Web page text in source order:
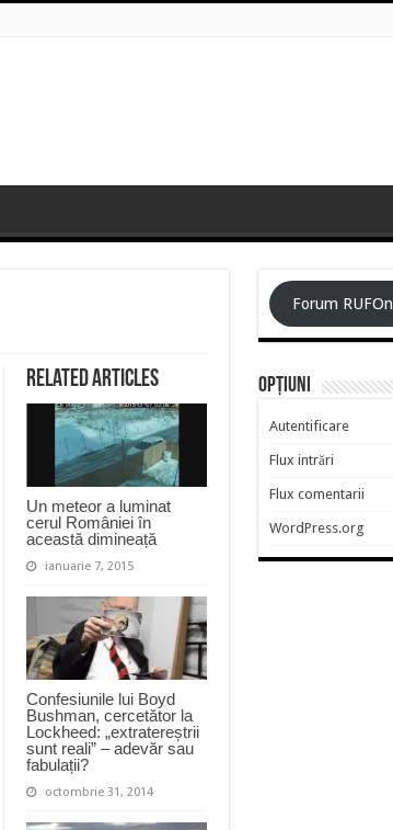
Related Articles
Un meteor a luminat
cerul României în
această dimineață
ianuarie 7, 2015
Confesiunile lui Boyd
Bushman, cercetător la
Lockheed: „extratereștrii
sunt reali” – adevăr sau
fabulații?
octombrie 31, 2014
Forum RUFOn
Opțiuni
Autentificare
Flux intrări
Flux comentarii
WordPress.org